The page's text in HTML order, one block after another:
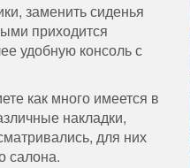
заменить сиденья
приходится
удобную консоль с
как много имеется в
накладки,
для них
салона.